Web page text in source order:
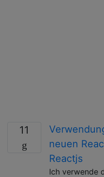
11
neuen
Reactjs
Ich verwende